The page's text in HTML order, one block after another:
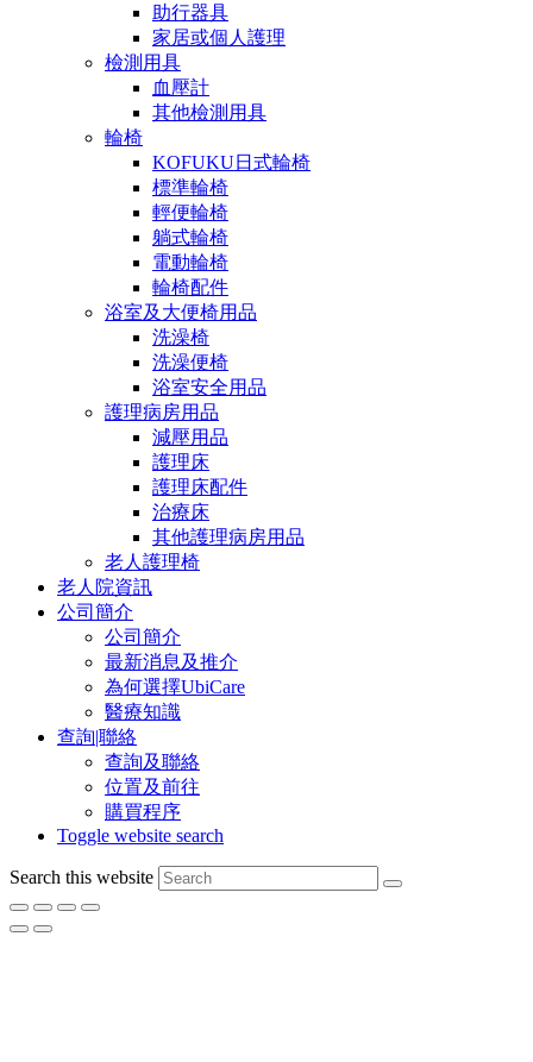
助行器具
家居或個人護理
檢測用具
血壓計
其他檢測用具
輪椅
KOFUKU日式輪椅
標準輪椅
輕便輪椅
躺式輪椅
電動輪椅
輪椅配件
浴室及大便椅用品
洗澡椅
洗澡便椅
浴室安全用品
護理病房用品
減壓用品
護理床
護理床配件
治療床
其他護理病房用品
老人護理椅
老人院資訊
公司簡介
公司簡介
最新消息及推介
為何選擇UbiCare
醫療知識
查詢|聯絡
查詢及聯絡
位置及前往
購買程序
Toggle website search
Search this website